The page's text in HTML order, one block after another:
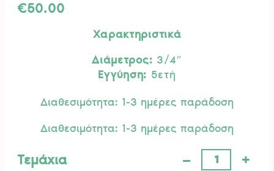
€50.00
Χαρακτηριστικά
Διάμετρος: 3/4″
Εγγύηση: 5ετή
Διαθεσιμότητα: 1-3 ημέρες παράδοση
Διαθεσιμότητα: 1-3 ημέρες παράδοση
Τεμάχια –
18201-
+